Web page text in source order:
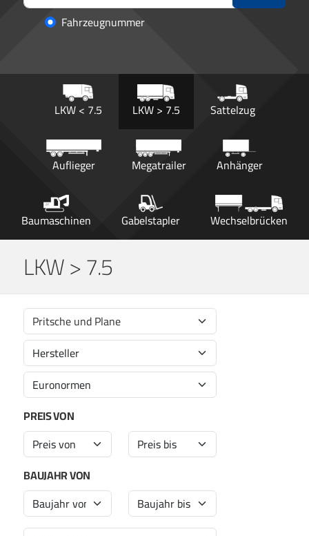
Fahrzeugnummer
LKW < 7.5 LKW > 7.5 Sattelzug
Auflieger Megatrailer Anhänger
Baumaschinen Gabelstapler Wechselbrücken
LKW > 7.5
Pritsche und Plane
PREIS VON
BAUJAHR VON